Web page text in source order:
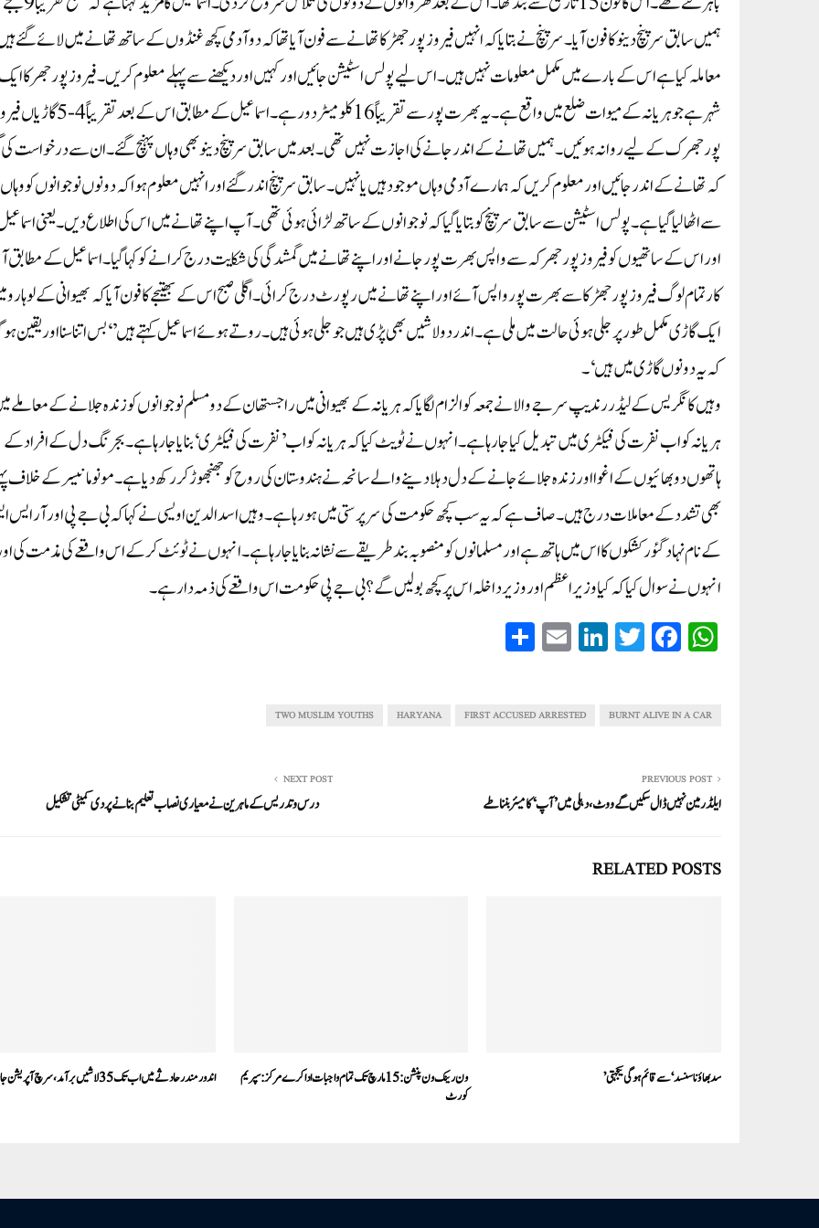
ہمیں سابق سرپنچ دینو کا فون آیا۔ سرپنچ نے بتایا کہ انہیں فیروز پور جھڑکا تھانے سے فون آیا تھا کہ دو آدمی کچھ غنڈوں کے ساتھ تھانے میں لائے گئے
معاملہ کیا ہے اس کے بارے میں مکمل معلومات نہیں ہیں۔ اس لیے پولس اسٹیشن جائیں اور کہیں اور دیکھنے سے پہلے معلوم کریں۔ فیروز پور جھرکا
شہر ہے جو ہریانہ کے میوات ضلع میں واقع ہے۔ یہ بھرت پور سے تقریباً 16 کلومیٹر دور ہے۔ اسماعیل کے مطابق اس کے
پور جھرک کے لیے روانہ ہوئیں۔ ہمیں تھانے کے اندر جانے کی اجازت نہیں تھی۔ بعد میں سابق سرپنچ دینو بھی وہاں پہنچ گئے۔ ان سے درخواست کی
کہ تھانے کے اندر جائیں اور معلوم کریں کہ ہمارے آدمی وہاں موجود ہیں یا نہیں۔ سابق سرپنچ اندر گئے اور انہیں معلوم ہوا کہ دونوں نوجوانوں کو وہاں
سے اٹھا لیا گیا ہے۔ پولس اسٹیشن سے سابق سرپنچ کو بتایا گیا کہ نوجوانوں کے ساتھ لڑائی ہوئی تھی۔ آپ اپنے تھانے میں اس کی اطلاع دیں۔ یعنی
اور اس کے ساتھیوں کو فیروز پور جھرکہ سے واپس بھرت پور جانے اور اپنے تھانے میں گمشدگی کی شکایت درج کرانے کو کہا گیا۔اسماعیل کے مطابق
کار تمام لوگ فیروز پور جھڑکا سے بھرت پور واپس آئے اور اپنے تھانے میں رپورٹ درج کرائی۔ اگلی صبح اس کے بھتیجے کا فون آیا کہ بھیوانی کے لوہارو
ایک گاڑی مکمل طور پر جلی ہوئی حالت میں ملی ہے۔ اندر دو لاشیں بھی پڑی ہیں جو جلی ہوئی ہیں۔ روتے ہوئے اسماعیل کہتے ہیں’ ‘بس اتنا سنا اور یقین ہو
کہ یہ دونوں گاڑی میں ہیں‘۔
وہیں کانگریس کے لیڈر رندیپ سرجے والا نے جمعہ کو الزام لگایا کہ ہریانہ کے بھیوانی میں راجستھان کے دو مسلم نوجوانوں کو زندہ جلانے کے معاملے
ہریانہ کو اب نفرت کی فیکٹری میں تبدیل کیا جا رہا ہے ۔انہوں نے ٹویٹ کیا کہ ہریانہ کو اب ’نفرت کی فیکٹری‘ بنایا جا رہا ہے ۔ بجرنگ دل کے افراد کے
ہاتھوں دو بھائیوں کے اغوا اور زندہ جلائے جانے کے دل دہلا دینے والے سانحہ نے ہندوستان کی روح کو جھنجھوڑ کر رکھ دیا ہے ۔ مونو مانیسر کے خلاف
بھی تشدد کے معاملات درج ہیں۔صاف ہے کہ یہ سب کچھ حکومت کی سرپرستی میں ہو رہا ہے ۔ وہیں اسد الدین اویسی نے کہا کہ بی جے پی اور آر ایس
کے نام نہاد گئو رکشکوں کا اس میں ہاتھ ہے اور مسلمانوں کو منصوبہ بند طریقے سے نشانہ بنایا جارہا ہے۔ انہوں نے ٹوئٹ کرکے اس واقعے کی مذمت کی
انہوں نے سوال کیا کہ کیا وزیر اعظم اور وزیر داخلہ اس پر کچھ بولیں گے ؟ بی جے پی حکومت اس واقعے کی ذمہ دار ہے۔
W
ha
A
Fa
ce
ok
T
wi
r
Li
nk
In
E
m
BURNT ALIVE IN A CAR
FIRST ACCUSED ARRESTED
HARYANA
TWO MUSLIM YOUTHS
PREVIOUS POST
ایلڈرمین نہیں ڈال سکیں گے ووٹ، دہلی میں ’آپ‘ کا میئر بننا طے
NEXT POST
درس وتدریس کے ماہرین نے معیاری نصاب تعلیم بنانے پر دی کمیٹی تشکیل
RELATED POSTS
سدبھاؤنا سنسد‘ سے قائم ہوگی یکجہتی’
ون رینک ون پنشن :15 مارچ تک تمام واجبات ادا کرے مرکز: سپریم
کورٹ
اندور مندر حادثے میں اب تک 35لاشیں برآمد، سرچ آپریشن جاری